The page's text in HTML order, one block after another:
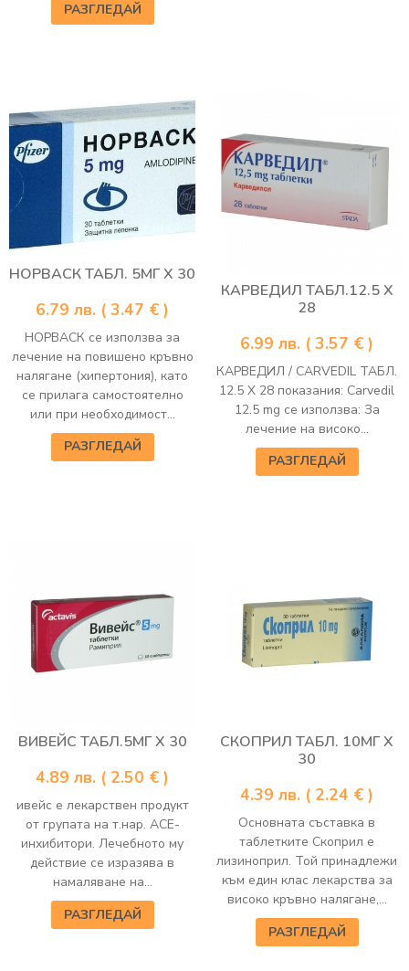
РАЗГЛЕДАЙ
НОРВАСК ТАБЛ. 5МГ Х 30
6.79 лв. ( 3.47 € )
НОРВАСК се използва за
лечение на повишено кръвно
налягане (хипертония), като
се прилага самостоятелно
или при необходимост...
РАЗГЛЕДАЙ
КАРВЕДИЛ ТАБЛ.12.5 Х
28
6.99 лв. ( 3.57 € )
КАРВЕДИЛ / CARVEDIL ТАБЛ.
12.5 Х 28 показания: Carvedil
12.5 mg се използва: За
лечение на високо...
РАЗГЛЕДАЙ
ВИВЕЙС ТАБЛ.5МГ Х 30
4.89 лв. ( 2.50 € )
ивейс е лекарствен продукт
от групата на т.нар. АСЕ-
инхибитори. Лечебното му
действие се изразява в
намаляване на...
РАЗГЛЕДАЙ
СКОПРИЛ ТАБЛ. 10МГ Х
30
4.39 лв. ( 2.24 € )
Основната съставка в
таблетките Скоприл е
лизиноприл. Той принадлежи
към един клас лекарства за
високо кръвно налягане,...
РАЗГЛЕДАЙ